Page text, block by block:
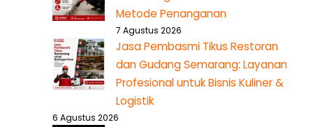
Metode Penanganan
7 Agustus 2026
Jasa Pembasmi Tikus Restoran
dan Gudang Semarang: Layanan
Profesional untuk Bisnis Kuliner &
Logistik
6 Agustus 2026